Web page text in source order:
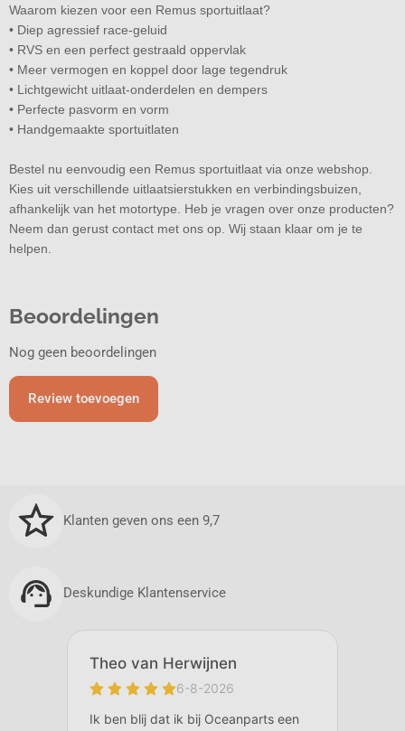
Waarom kiezen voor een Remus sportuitlaat?
• Diep agressief race-geluid
• RVS en een perfect gestraald oppervlak
• Meer vermogen en koppel door lage tegendruk
• Lichtgewicht uitlaat-onderdelen en dempers
• Perfecte pasvorm en vorm
• Handgemaakte sportuitlaten
Bestel nu eenvoudig een Remus sportuitlaat via onze webshop.
Kies uit verschillende uitlaatsierstukken en verbindingsbuizen,
afhankelijk van het motortype. Heb je vragen over onze producten?
Neem dan gerust contact met ons op. Wij staan klaar om je te
helpen.
Beoordelingen
Nog geen beoordelingen
Review toevoegen
Klanten geven ons een 9,7
Deskundige Klantenservice